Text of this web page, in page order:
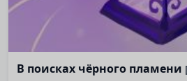
В поисках чёрного пламени